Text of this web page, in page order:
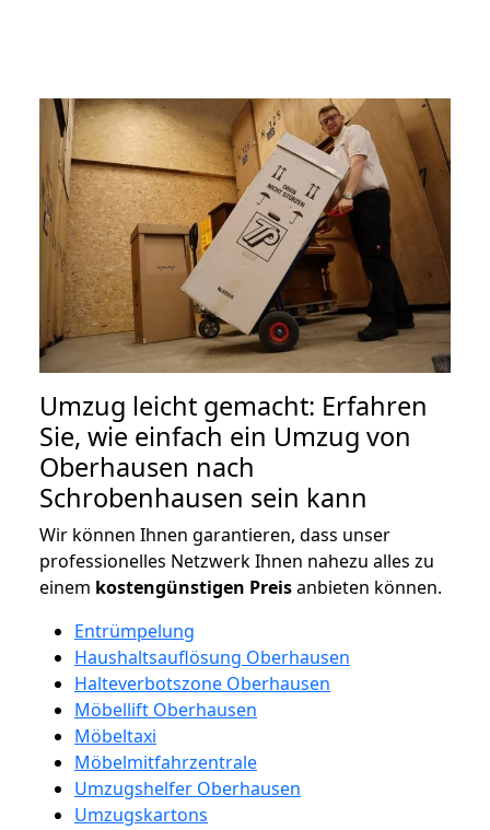
Umzug leicht gemacht: Erfahren
Sie, wie einfach ein Umzug von
Oberhausen nach
Schrobenhausen sein kann
Wir können Ihnen garantieren, dass unser
professionelles Netzwerk Ihnen nahezu alles zu
einem kostengünstigen Preisanbieten können.
Entrümpelung
Haushaltsauflösung Oberhausen
Halteverbotszone Oberhausen
Möbellift Oberhausen
Möbeltaxi
Möbelmitfahrzentrale
Umzugshelfer Oberhausen
Umzugskartons